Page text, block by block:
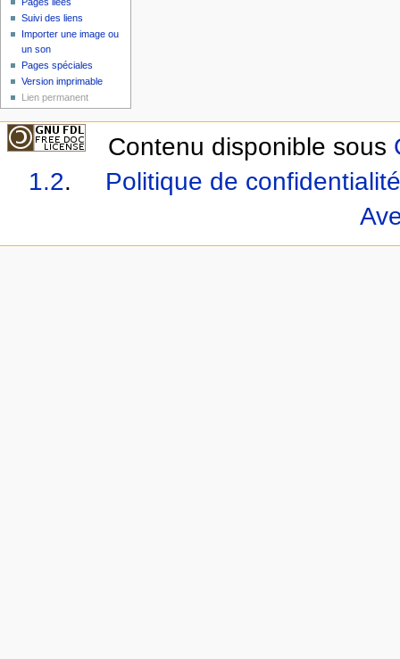
Suivi des liens
Importer une image ou
un son
Pages spéciales
Version imprimable
Lien permanent
Contenu disponible sous
1.2.
Politique de